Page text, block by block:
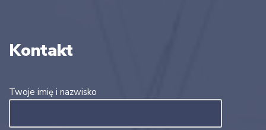
Kontakt
Twoje imię i nazwisko